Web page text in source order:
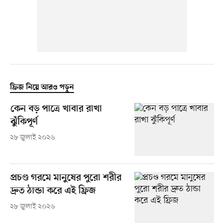
ফ্রিজ নিয়ে আরও পড়ুন
কেন বড় পাত্রে খাবার রাখা
ঝুঁকিপূর্ণ
২৮ জুলাই ২০২৬
প্রচণ্ড গরমে মানুষের পুরো শরীর
দ্রুত ঠান্ডা করে এই ফ্রিজ
২৮ জুলাই ২০২৬